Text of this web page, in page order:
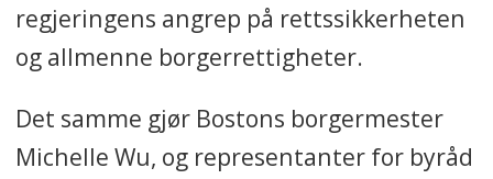
regjeringens angrep på rettssikkerheten
og allmenne borgerrettigheter.
Det samme gjør Bostons borgermester
Michelle Wu, og representanter for byråd